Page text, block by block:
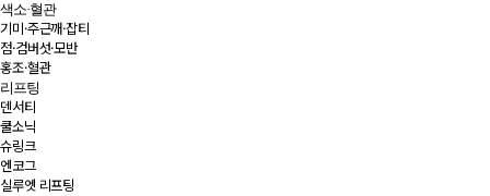
색소·혈관
기미·주근깨·잡티
점·검버섯·모반
홍조·혈관
리프팅
덴서티
쿨소닉
슈링크
엔코그
실루엣 리프팅